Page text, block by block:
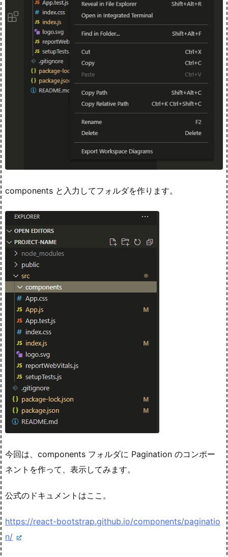
components と入力してフォルダを作ります。
今回は、components フォルダに Pagination のコンポー
ネントを作って、表示してみます。
公式のドキュメントはここ。
https://react-bootstrap.github.io/components/paginatio
n/